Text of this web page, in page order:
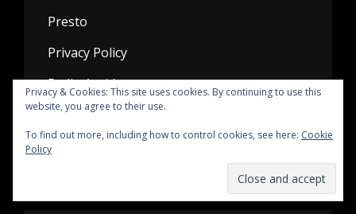
Presto
Privacy Policy
Radio Antidoto
rossonove
Una ricetta per fare la radio assieme
Privacy & Cookies: This site uses cookies. By continuing to use this
website, you agree to their use.
To find out more, including how to control cookies, see here: Cookie
Policy